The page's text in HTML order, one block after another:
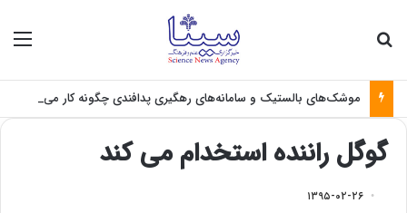
موشک‌های بالستیک و سامانه‌های رهگیری پدافندی چگونه کار می کنند؟
گوگل راننده استخدام می کند
۱۳۹۵-۰۲-۲۶